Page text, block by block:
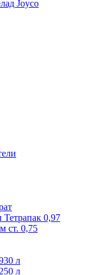
Joyco
0,97
ст. 0,75
л
л